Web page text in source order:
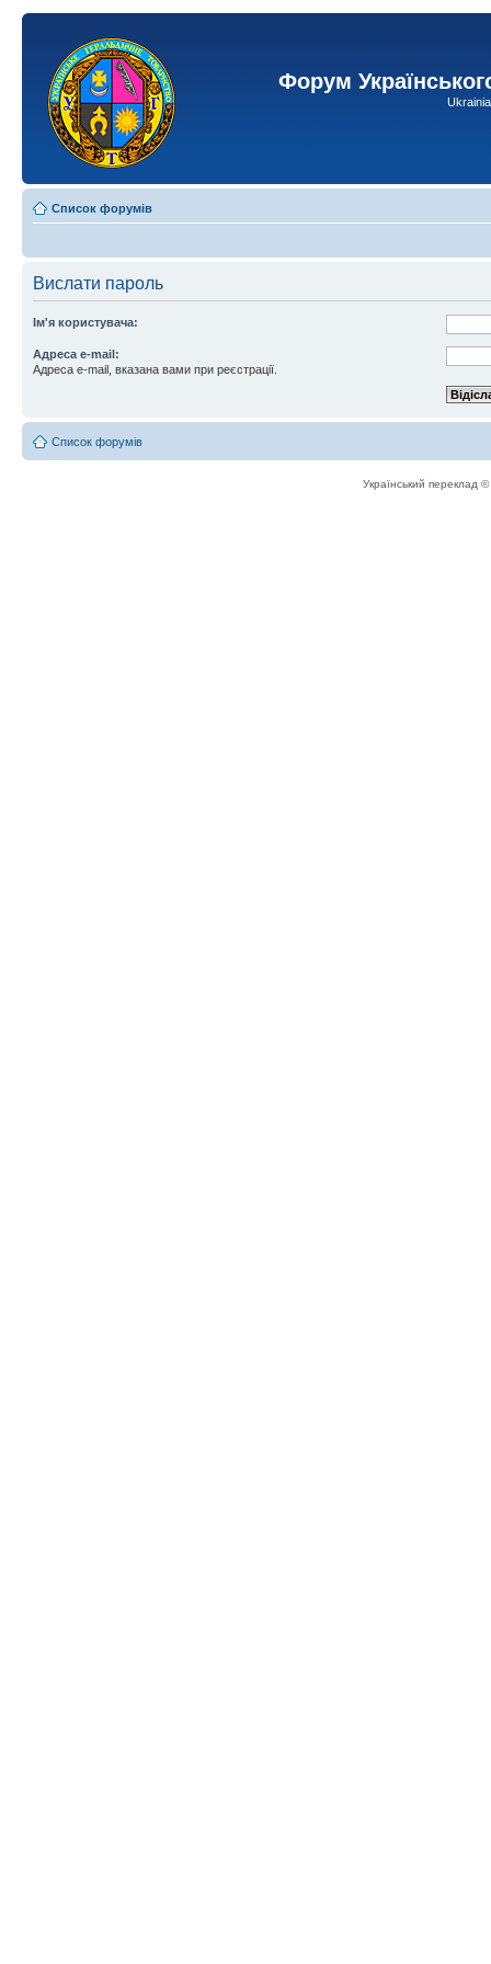
Форум
Список форумів
Вислати пароль
Ім'я користувача:
Адреса e-mail:
Адреса e-mail, вказана вами при реєстрації.
Список форумів
Український переклад